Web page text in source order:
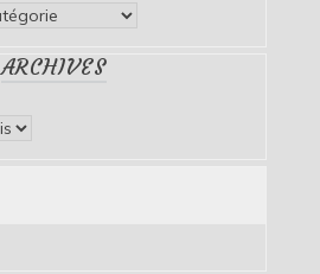
ARCHIVES